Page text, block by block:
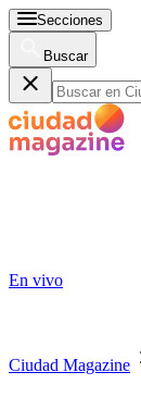
Secciones
Buscar
En vivo
Ciudad Magazine